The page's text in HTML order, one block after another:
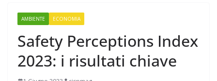
AMBIENTE ECONOMIA
Safety Perceptions Index
2023: i risultati chiave